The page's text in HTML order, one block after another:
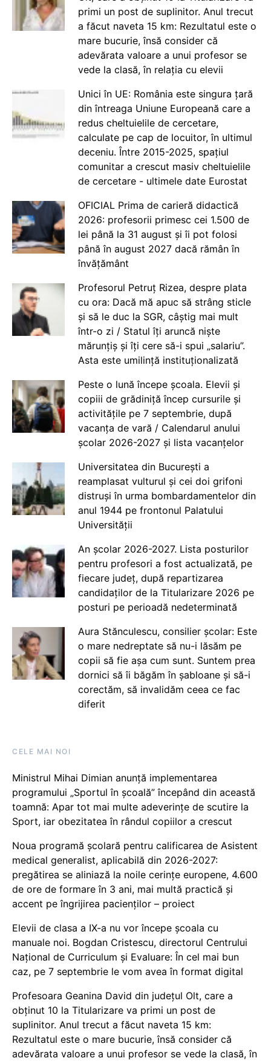
primi un post de suplinitor. Anul trecut
a făcut naveta 15 km: Rezultatul este o
mare bucurie, însă consider că
adevărata valoare a unui profesor se
vede la clasă, în relația cu elevii
Unici în UE: România este singura țară
din întreaga Uniune Europeană care a
redus cheltuielile de cercetare,
calculate pe cap de locuitor, în ultimul
deceniu. Între 2015-2025, spațiul
comunitar a crescut masiv cheltuielile
de cercetare - ultimele date Eurostat
OFICIAL Prima de carieră didactică
2026: profesorii primesc cei 1.500 de
lei până la 31 august și îi pot folosi
până în august 2027 dacă rămân în
învățământ
Profesorul Petruț Rizea, despre plata
cu ora: Dacă mă apuc să strâng sticle
și să le duc la SGR, câștig mai mult
într-o zi / Statul îți aruncă niște
mărunțiș și îți cere să-i spui „salariu”.
Asta este umilință instituționalizată
Peste o lună începe școala. Elevii și
copiii de grădiniță încep cursurile și
activitățile pe 7 septembrie, după
vacanța de vară / Calendarul anului
școlar 2026-2027 și lista vacanțelor
Universitatea din București a
reamplasat vulturul și cei doi grifoni
distruși în urma bombardamentelor din
anul 1944 pe frontonul Palatului
Universității
An școlar 2026-2027. Lista posturilor
pentru profesori a fost actualizată, pe
fiecare județ, după repartizarea
candidaților de la Titularizare 2026 pe
posturi pe perioadă nedeterminată
Aura Stănculescu, consilier școlar: Este
o mare nedreptate să nu-i lăsăm pe
copii să fie așa cum sunt. Suntem prea
dornici să îi băgăm în șabloane și să-i
corectăm, să invalidăm ceea ce fac
diferit
CELE MAI NOI
Ministrul Mihai Dimian anunță implementarea
programului „Sportul în școală” începând din această
toamnă: Apar tot mai multe adeverințe de scutire la
Sport, iar obezitatea în rândul copiilor a crescut
Noua programă școlară pentru calificarea de Asistent
medical generalist, aplicabilă din 2026-2027:
pregătirea se aliniază la noile cerințe europene, 4.600
de ore de formare în 3 ani, mai multă practică și
accent pe îngrijirea pacienților – proiect
Elevii de clasa a IX-a nu vor începe școala cu
manuale noi. Bogdan Cristescu, directorul Centrului
Național de Curriculum și Evaluare: În cel mai bun
caz, pe 7 septembrie le vom avea în format digital
Profesoara Geanina David din județul Olt, care a
obținut 10 la Titularizare va primi un post de
suplinitor. Anul trecut a făcut naveta 15 km:
Rezultatul este o mare bucurie, însă consider că
adevărata valoare a unui profesor se vede la clasă, în